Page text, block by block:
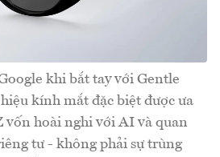
khi bắt tay với Gentle
kính mắt đặc biệt được ưa
vốn hoài nghi với AI và quan
tư - không phải sự trùng